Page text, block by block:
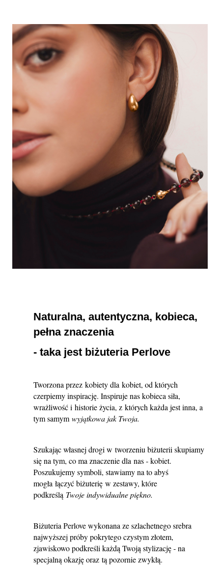
Naturalna, autentyczna, kobieca,
pełna znaczenia
- taka jest biżuteria Perlove
Tworzona przez kobiety dla kobiet, od których
czerpiemy inspirację. Inspiruje nas kobieca siła,
wrażliwość i historie życia, z których każda jest inna, a
tym samym wyjątkowa jak Twoja.
Szukając własnej drogi w tworzeniu biżuterii skupiamy
się na tym, co ma znaczenie dla nas - kobiet.
Poszukujemy symboli, stawiamy na to abyś
mogła łączyć biżuterię w zestawy, które
podkreślą Twoje indywidualne piękno.
Biżuteria Perlove wykonana ze szlachetnego srebra
najwyższej próby pokrytego czystym złotem,
zjawiskowo podkreśli każdą Twoją stylizację - na
specjalną okazję oraz tą pozornie zwykłą.